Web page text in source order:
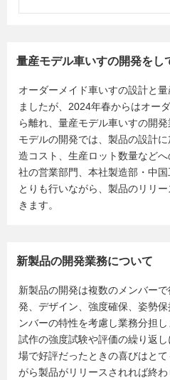
量産モデル車いすの開発をし
オーダーメイド車いすの設計と
ましたが、2024年春からはオー
ら離れ、量産モデル車いすの開
モデルの開発では、製品の設計
造コスト、生産ロット数量など
社の営業部門、本社製造部・中
とりも行いながら、製品のリリ
きます。
新製品の開発業務について
新製品の開発は複数のメンバー
発、デザイン、強度確保、姿勢
ンバーの特性を考慮し業務分担し
試作の強度試験や評価の繰り返
場で好評だったときの喜びはと
がら製品がリリースされれば終